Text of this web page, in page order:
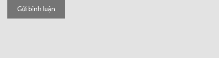
Gửi bình luận